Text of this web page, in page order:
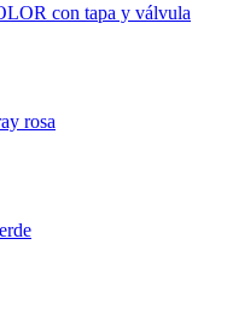
con tapa y válvula
rosa